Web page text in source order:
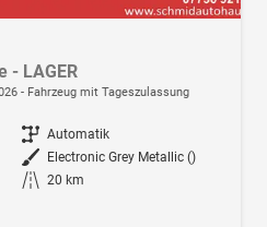
- LAGER
Fahrzeug mit Tageszulassung
Getriebe Automatik
Außenfarbe Electronic Grey Metallic ()
Kilometerstand 20 km